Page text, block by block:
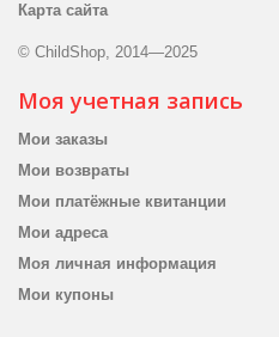
Карта сайта
© ChildShop, 2014—2025
Моя учетная запись
Мои заказы
Мои возвраты
Мои платёжные квитанции
Мои адреса
Моя личная информация
Мои купоны